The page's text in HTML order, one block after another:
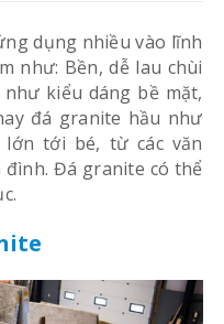
dụng nhiều vào lĩnh
như: Bền, dễ lau chùi
kiểu dáng bề mặt,
đá granite hầu như
tới bé, từ các văn
đình. Đá granite có thể